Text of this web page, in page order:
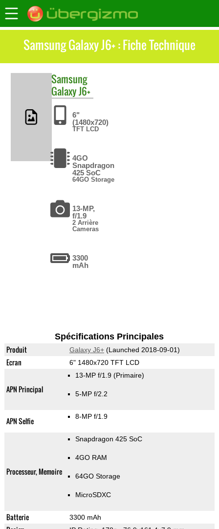
Samsung Galaxy J6+ : Fiche Technique
Samsung
Galaxy J6+
6"
(1480x720)
TFT LCD
4GO
Snapdragon
425 SoC
64GO Storage
13-MP,
f/1.9
2 Arrière
Cameras
3300
mAh
Spécifications Principales
Produit Galaxy J6+(Launched 2018-09-01)
Ecran 6" 1480x720 TFT LCD
APN Principal
13-MP f/1.9 (Primaire)
5-MP f/2.2
APN Selfie 8-MP f/1.9
Processeur, Memoire
Snapdragon 425 SoC
4GO RAM
64GO Storage
MicroSDXC
Batterie 3300 mAh